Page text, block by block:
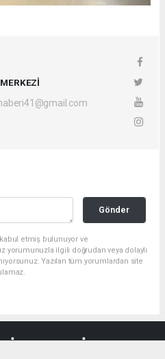
Gönder
kabul etmiş bulunuyor ve
yorumunuzla ilgili doğrudan veya dolaylı
Yazılan tüm yorumlardan site